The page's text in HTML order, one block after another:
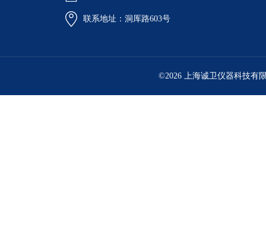
联系地址：洞厍路603号
©2026 上海诚卫仪器科技有